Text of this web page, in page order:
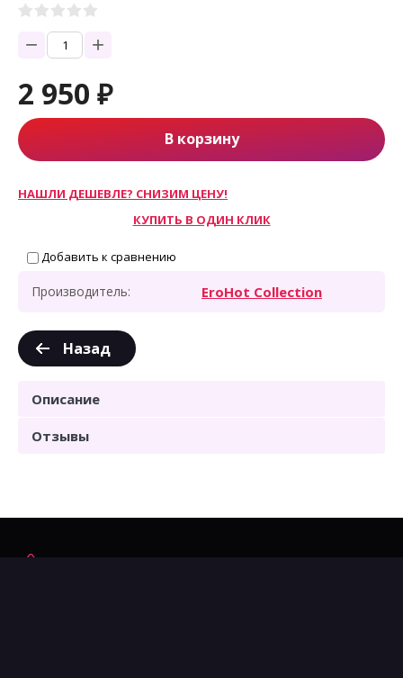
− +
2 950 ₽
В корзину
НАШЛИ ДЕШЕВЛЕ? СНИЗИМ ЦЕНУ!
КУПИТЬ В ОДИН КЛИК
Добавить к сравнению
Производитель: EroHot Collection
Назад
Описание
Отзывы